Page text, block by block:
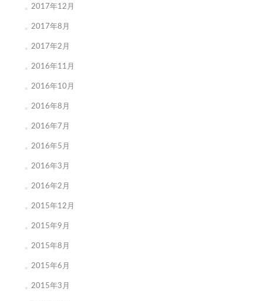
2017年12月
2017年8月
2017年2月
2016年11月
2016年10月
2016年8月
2016年7月
2016年5月
2016年3月
2016年2月
2015年12月
2015年9月
2015年8月
2015年6月
2015年3月